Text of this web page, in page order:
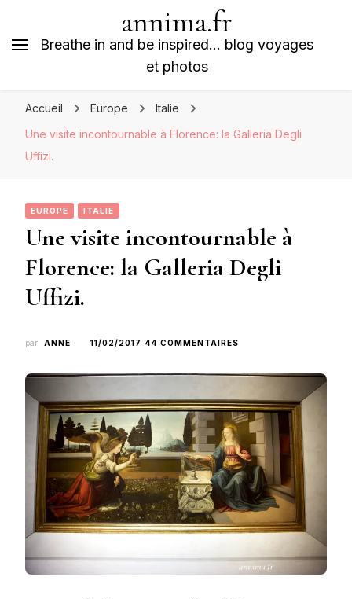
annima.fr
Breathe in and be inspired… blog voyages
et photos
Accueil Europe
Italie
Une visite incontournable à Florence: la Galleria Degli
Uffizi.
EUROPE ITALIE
Une visite incontournable à
Florence: la Galleria Degli
Uffizi.
par ANNE 11/02/2017 44 COMMENTAIRES
INCONTOURNABLE
À
FLORENCE:
GALLERIA
DEGLI
UFFIZI.